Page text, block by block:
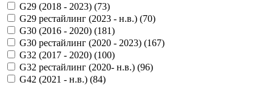
G29 (2018 - 2023) (73)
G29 рестайлинг (2023 - н.в.) (70)
G30 (2016 - 2020) (181)
G30 рестайлинг (2020 - 2023) (167)
G32 (2017 - 2020) (100)
G32 рестайлинг (2020- н.в.) (96)
G42 (2021 - н.в.) (84)